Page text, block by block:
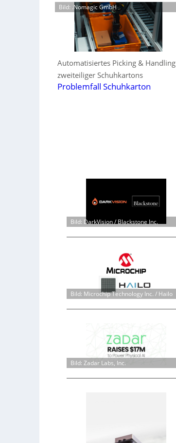
Bild: .Nomagic GmbH
Automatisiertes Picking & Handling
zweiteiliger Schuhkartons
Problemfall Schuhkarton
Bild: DarkVision / Blackstone Inc.
Bild: Microchip Technology Inc. / Hailo
Bild: Zadar Labs, Inc.